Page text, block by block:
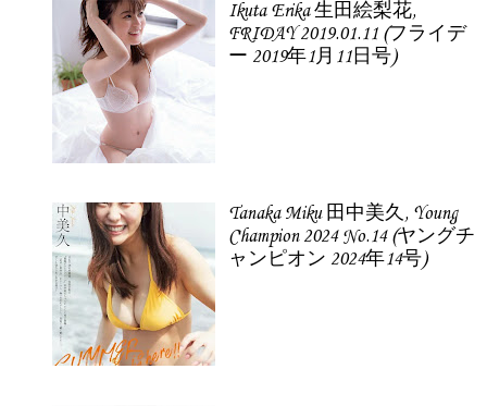
Ikuta Erika 生田絵梨花,
FRIDAY 2019.01.11 (フライデ
ー 2019年1月11日号)
Tanaka Miku 田中美久, Young
Champion 2024 No.14 (ヤングチ
ャンピオン 2024年14号)